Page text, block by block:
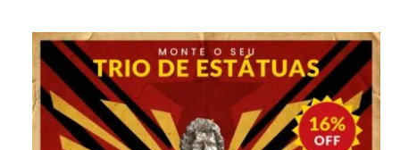
era:
R$ 231,99.
é:
R$ 197,19.